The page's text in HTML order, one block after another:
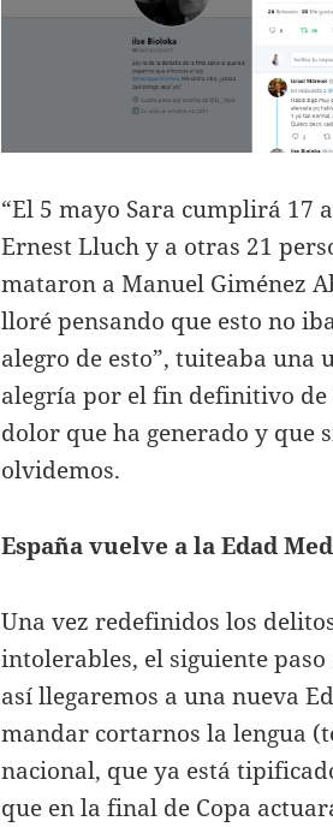
“El 5 mayo Sara cumplirá 17
Ernest Lluch y a otras 21
mataron a Manuel Giménez
lloré pensando que esto no
alegro de esto”, tuiteaba una
alegría por el fin definitivo de
dolor que ha generado y que
olvidemos.
España vuelve a la Edad
Una vez redefinidos los
intolerables, el siguiente
así llegaremos a una nueva
mandar cortarnos la lengua
nacional, que ya está
que en la final de Copa